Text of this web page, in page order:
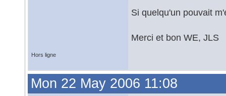
Si quelqu'un pouvait
Merci et bon WE, JLS
Hors ligne
Mon 22 May 2006 11:08